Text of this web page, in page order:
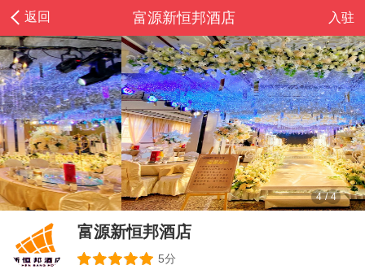
返回 富源新恒邦酒店 入驻
4 / 4
富源新恒邦酒店
5分